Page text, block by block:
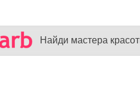
Найди мастера